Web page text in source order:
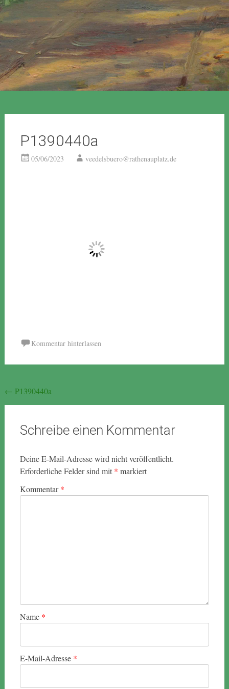
P1390440a
05/06/2023 veedelsbuero@rathenauplatz.de
Kommentar hinterlassen
Beitragsnavigation
← P1390440a
Schreibe einen Kommentar
Deine E-Mail-Adresse wird nicht veröffentlicht.
Erforderliche Felder sind mit * markiert
Kommentar*
Name *
E-Mail-Adresse *